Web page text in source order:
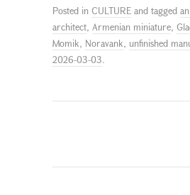
Posted in CULTURE and tagged
architect, Armenian miniature,
Momik, Noravank, unfinished
2026-03-03.